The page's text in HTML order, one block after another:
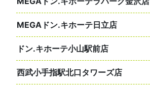
MEGAドン.キホーテ日立店
ドン.キホーテ小山駅前店
西武小手指駅北口タワーズ店